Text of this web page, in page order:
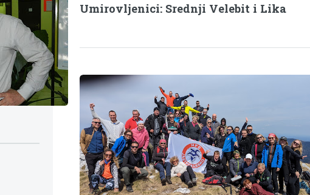
Umirovljenici: Srednji Velebit i Lika